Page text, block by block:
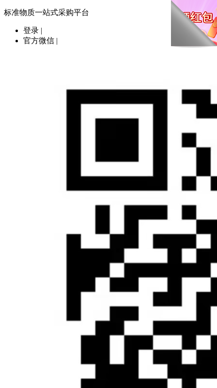
标准物质一站式采购平台
登录 |
官方微信 |